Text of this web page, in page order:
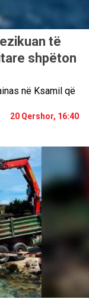
të
shpëton
në Ksamil që
20 Qershor, 16:40